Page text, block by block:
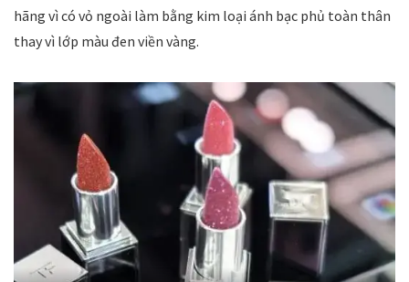
hãng vì có vỏ ngoài làm bằng kim loại ánh bạc phủ toàn thân
thay vì lớp màu đen viền vàng.